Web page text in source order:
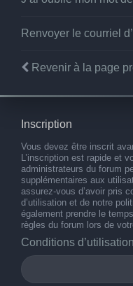
Renvoyer le courriel
Revenir à la page
Inscription
Vous devez être inscrit
L’inscription est rapide et
administrateurs du forum
supplémentaires aux
assurez-vous d’avoir pris
d’utilisation et de notre
également prendre le
règles du forum lors de
Conditions d’utilisation